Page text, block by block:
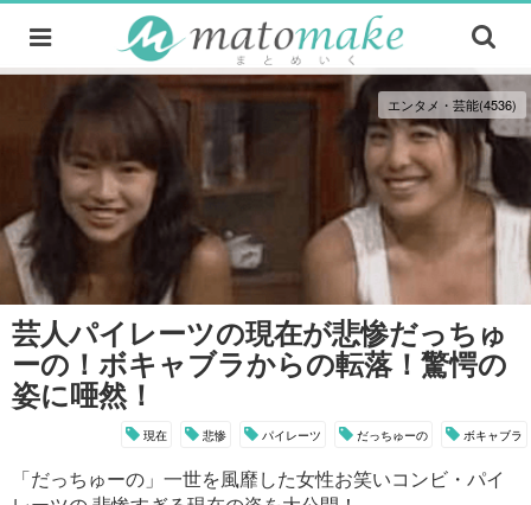
エンタメ・芸能(4536)
芸人パイレーツの現在が悲惨だっちゅ
ーの！ボキャブラからの転落！驚愕の
姿に唖然！
現在 悲惨 パイレーツ だっちゅーの ボキャブラ
「だっちゅーの」一世を風靡した女性お笑いコンビ・パイ